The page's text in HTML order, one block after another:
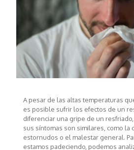
A pesar de las altas temperaturas
es posible sufrir los efectos de un
diferenciar una gripe de un
sus síntomas son similares, como la
estornudos o el malestar general.
estamos padeciendo, podemos